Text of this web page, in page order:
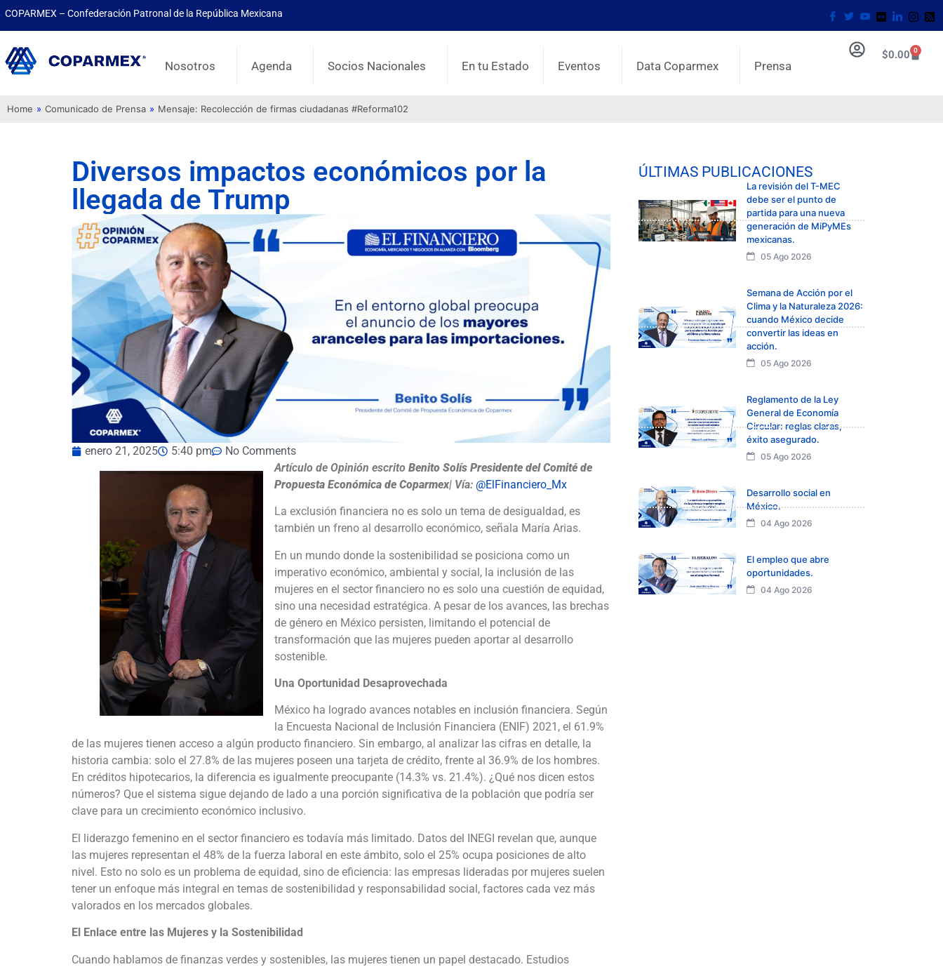
COPARMEX – Confederación Patronal de la República Mexicana
Nosotros Agenda Socios Nacionales En tu Estado Eventos Data Coparmex Prensa
$0.00 0
Home » Comunicado de Prensa » Mensaje: Recolección de firmas ciudadanas #Reforma102
Diversos impactos económicos por la
llegada de Trump
enero 21, 2025 5:40 pm
No Comments
Artículo de Opinión escrito Benito Solís Presidente del Comité de
Propuesta Económica de Coparmex| Vía: @ElFinanciero_Mx
La exclusión financiera no es solo un tema de desigualdad, es
también un freno al desarrollo económico, señala María Arias.
En un mundo donde la sostenibilidad se posiciona como un
imperativo económico, ambiental y social, la inclusión de las
mujeres en el sector financiero no es solo una cuestión de equidad,
sino una necesidad estratégica. A pesar de los avances, las brechas
de género en México persisten, limitando el potencial de
transformación que las mujeres pueden aportar al desarrollo
sostenible.
Una Oportunidad Desaprovechada
México ha logrado avances notables en inclusión financiera. Según
la Encuesta Nacional de Inclusión Financiera (ENIF) 2021, el 61.9%
de las mujeres tienen acceso a algún producto financiero. Sin embargo, al analizar las cifras en detalle, la
historia cambia: solo el 27.8% de las mujeres poseen una tarjeta de crédito, frente al 36.9% de los hombres.
En créditos hipotecarios, la diferencia es igualmente preocupante (14.3% vs. 21.4%). ¿Qué nos dicen estos
números? Que el sistema sigue dejando de lado a una porción significativa de la población que podría ser
clave para un crecimiento económico inclusivo.
El liderazgo femenino en el sector financiero es todavía más limitado. Datos del INEGI revelan que, aunque
las mujeres representan el 48% de la fuerza laboral en este ámbito, solo el 25% ocupa posiciones de alto
nivel. Esto no solo es un problema de equidad, sino de eficiencia: las empresas lideradas por mujeres suelen
tener un enfoque más integral en temas de sostenibilidad y responsabilidad social, factores cada vez más
valorados en los mercados globales.
El Enlace entre las Mujeres y la Sostenibilidad
Cuando hablamos de finanzas verdes y sostenibles, las mujeres tienen un papel destacado. Estudios
ÚLTIMAS PUBLICACIONES
La revisión del T-MEC
debe ser el punto de
partida para una nueva
generación de MiPyMEs
mexicanas.
05 Ago 2026
Semana de Acción por el
Clima y la Naturaleza 2026:
cuando México decide
convertir las ideas en
acción.
05 Ago 2026
Reglamento de la Ley
General de Economía
Circular: reglas claras,
éxito asegurado.
05 Ago 2026
Desarrollo social en
México.
04 Ago 2026
El empleo que abre
oportunidades.
04 Ago 2026